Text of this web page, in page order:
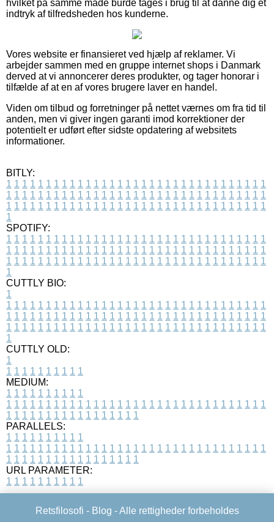
hvilket på samme måde burde tages i brug til at danne dig et
indtryk af tilfredsheden hos kunderne.
Vores website er finansieret ved hjælp af reklamer. Vi
arbejder sammen med en gruppe internet shops i Danmark
derved at vi annoncerer deres produkter, og tager honorar i
tilfælde af at en af vores brugere laver en handel.
Viden om tilbud og forretninger på nettet værnes om fra tid til
anden, men vi giver ingen garanti imod korrektioner der
potentielt er udført efter sidste opdatering af websitets
informationer.
BITLY:
1 1 1 1 1 1 1 1 1 1 1 1 1 1 1 1 1 1 1 1 1 1 1 1 1 1 1 1 1 1 1 1 1
1 1 1 1 1 1 1 1 1 1 1 1 1 1 1 1 1 1 1 1 1 1 1 1 1 1 1 1 1 1 1 1 1
1 1 1 1 1 1 1 1 1 1 1 1 1 1 1 1 1 1 1 1 1 1 1 1 1 1 1 1 1 1 1 1 1
1
SPOTIFY:
1 1 1 1 1 1 1 1 1 1 1 1 1 1 1 1 1 1 1 1 1 1 1 1 1 1 1 1 1 1 1 1 1
1 1 1 1 1 1 1 1 1 1 1 1 1 1 1 1 1 1 1 1 1 1 1 1 1 1 1 1 1 1 1 1 1
1 1 1 1 1 1 1 1 1 1 1 1 1 1 1 1 1 1 1 1 1 1 1 1 1 1 1 1 1 1 1 1 1
1
CUTTLY BIO:
1
1 1 1 1 1 1 1 1 1 1 1 1 1 1 1 1 1 1 1 1 1 1 1 1 1 1 1 1 1 1 1 1 1
1 1 1 1 1 1 1 1 1 1 1 1 1 1 1 1 1 1 1 1 1 1 1 1 1 1 1 1 1 1 1 1 1
1 1 1 1 1 1 1 1 1 1 1 1 1 1 1 1 1 1 1 1 1 1 1 1 1 1 1 1 1 1 1 1 1
1
CUTTLY OLD:
1
1 1 1 1 1 1 1 1 1 1
MEDIUM:
1 1 1 1 1 1 1 1 1 1
1 1 1 1 1 1 1 1 1 1 1 1 1 1 1 1 1 1 1 1 1 1 1 1 1 1 1 1 1 1 1 1 1
1 1 1 1 1 1 1 1 1 1 1 1 1 1 1 1 1
PARALLELS:
1 1 1 1 1 1 1 1 1 1
1 1 1 1 1 1 1 1 1 1 1 1 1 1 1 1 1 1 1 1 1 1 1 1 1 1 1 1 1 1 1 1 1
1 1 1 1 1 1 1 1 1 1 1 1 1 1 1 1 1
URL PARAMETER:
1 1 1 1 1 1 1 1 1 1
Retsfilosofi - Blog - Alle rettigheder forbeholdes